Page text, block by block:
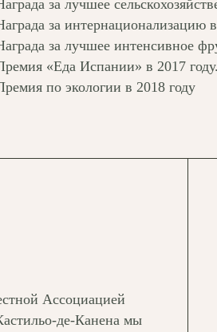
за лучшее
за интернационализацию
за лучшее интенсивное
«Еда Испании» в 2017 году.
по экологии в 2018 году
Ассоциацией
де-Канена мы